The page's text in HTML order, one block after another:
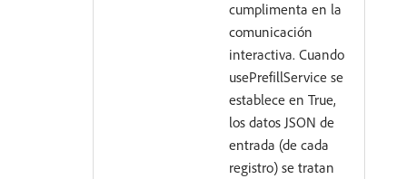
cumplimenta en la
comunicación
interactiva. Cuando
usePrefillService se
establece en True,
los datos JSON de
entrada (de cada
registro) se tratan